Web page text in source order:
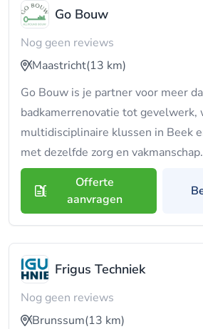
Go Bouw
Nog geen reviews
Maastricht(13 km)
Go Bouw is je partner voor meer
badkamerrenovatie tot gevelwerk,
multidisciplinaire klussen in Beek
met dezelfde zorg en vakmanschap.
Offerte
aanvragen
Frigus Techniek
Nog geen reviews
Brunssum(13 km)